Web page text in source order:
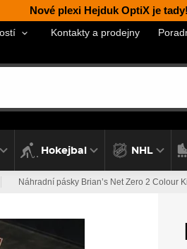
Nové plexi Hejduk OptiX je
Kontakty a prodejny
Hokejbal NHL
Náhradní pásky Brian’s Net Zero 2 Colour